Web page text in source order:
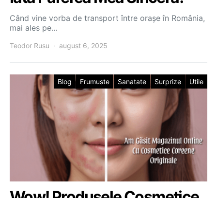
Când vine vorba de transport între orașe în România,
mai ales pe…
Teodor Rusu august 6, 2025
Blog Frumuste Sanatate Surprize Utile